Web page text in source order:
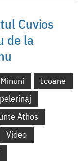
Cuvios
de la
Minuni
Icoane
Athos
Video